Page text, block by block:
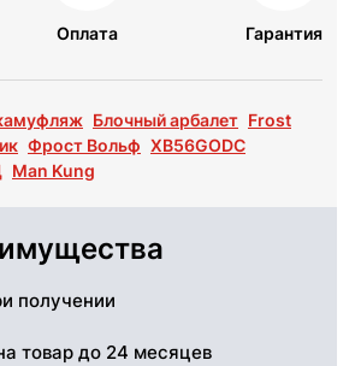
Оплата Гарантия
Блочный арбалет Frost
Фрост Вольф XB56GODC
Man Kung
получении
товар до 24 месяцев